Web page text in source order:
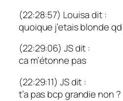
(22:28:57) Louisa dit :
quoique j’etais blonde
(22:29:06) JS dit :
ca m’étonne pas
(22:29:11) JS dit :
t’a pas bcp grandie non ?